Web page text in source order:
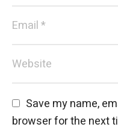
Save my name,
browser for the next